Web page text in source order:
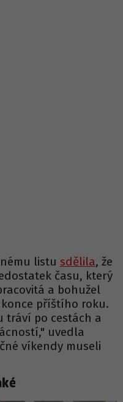
listu sdělila, že
času, který
a bohužel
příštího roku.
tráví po cestách a
uvedla
víkendy museli